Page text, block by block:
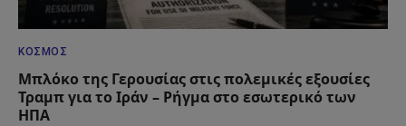
ΚΌΣΜΟΣ
Μπλόκο της Γερουσίας στις πολεμικές εξουσίες
Τραμπ για το Ιράν – Ρήγμα στο εσωτερικό των
ΗΠΑ